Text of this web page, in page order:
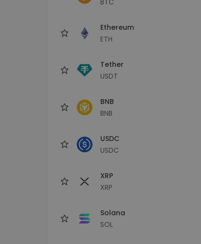
Ethereum
ETH
Tether
USDT
BNB
BNB
USDC
USDC
XRP
XRP
Solana
SOL